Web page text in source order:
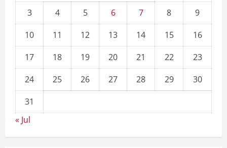
3
4 5 6 7 8
9
10
11 12 13 14 15
16
17
18 19 20 21 22
23
24
25 26 27 28 29
30
31
« Jul